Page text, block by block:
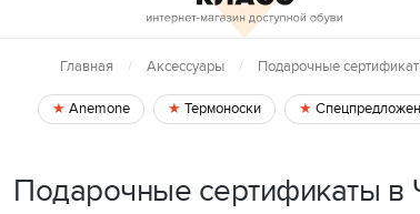
Главная Аксессуары Подарочные
Anemone Термоноски
Подарочные сертификаты в